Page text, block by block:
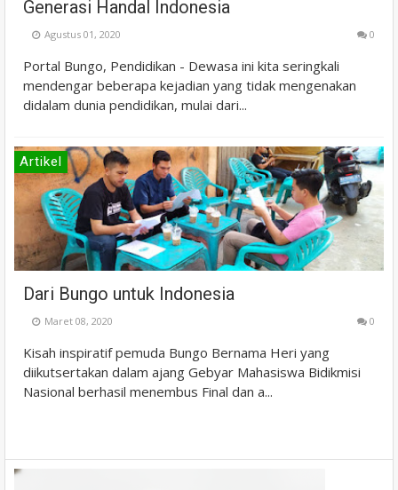
Generasi Handal Indonesia
Agustus 01, 2020 0
Portal Bungo, Pendidikan - Dewasa ini kita seringkali
mendengar beberapa kejadian yang tidak mengenakan
didalam dunia pendidikan, mulai dari...
Artikel
Dari Bungo untuk Indonesia
Maret 08, 2020 0
Kisah inspiratif pemuda Bungo Bernama Heri yang
diikutsertakan dalam ajang Gebyar Mahasiswa Bidikmisi
Nasional berhasil menembus Final dan a...